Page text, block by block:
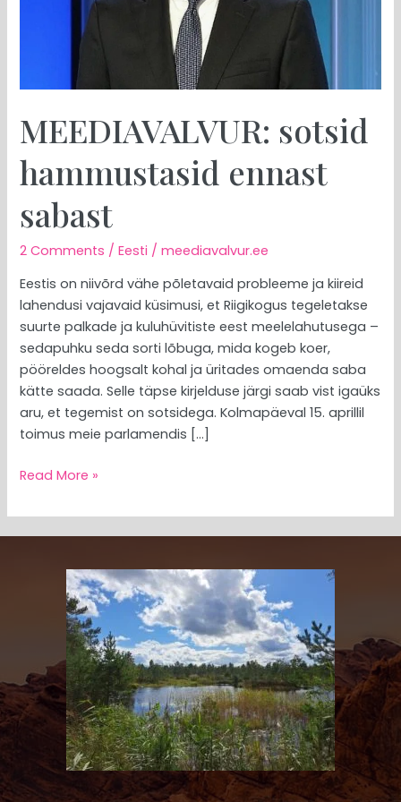
MEEDIAVALVUR: sotsid
hammustasid ennast
sabast
2 Comments /Eesti /meediavalvur.ee
Eestis on niivõrd vähe põletavaid probleeme ja kiireid
lahendusi vajavaid küsimusi, et Riigikogus tegeletakse
suurte palkade ja kuluhüvitiste eest meelelahutusega –
sedapuhku seda sorti lõbuga, mida kogeb koer,
pööreldes hoogsalt kohal ja üritades omaenda saba
kätte saada. Selle täpse kirjelduse järgi saab vist igaüks
aru, et tegemist on sotsidega. Kolmapäeval 15. aprillil
toimus meie parlamendis […]
Read More »